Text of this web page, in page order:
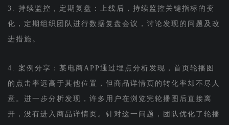
3. 持续监控，定期复盘：上线后，持续监控关键指标的变
化，定期组织团队进行数据复盘会议，讨论发现的问题及改
进措施。
4. 案例分享：某电商APP通过埋点分析发现，首页轮播图
的点击率远高于其他位置，但商品详情页的转化率却不尽人
意。进一步分析发现，许多用户在浏览完轮播图后直接离
开，没有进入商品详情页。针对这一问题，团队优化了轮播